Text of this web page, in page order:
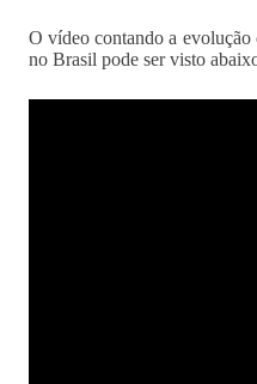
O vídeo contando a evolução
no Brasil pode ser visto